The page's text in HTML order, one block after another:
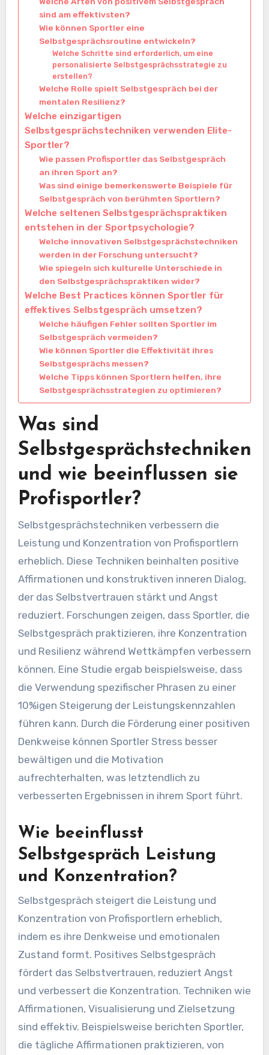
sind am effektivsten?
Wie können Sportler eine
Selbstgesprächsroutine entwickeln?
Welche Schritte sind erforderlich, um eine
personalisierte Selbstgesprächsstrategie zu
erstellen?
Welche Rolle spielt Selbstgespräch bei der
mentalen Resilienz?
Welche einzigartigen
Selbstgesprächstechniken verwenden Elite-
Sportler?
Wie passen Profisportler das Selbstgespräch
an ihren Sport an?
Was sind einige bemerkenswerte Beispiele für
Selbstgespräch von berühmten Sportlern?
Welche seltenen Selbstgesprächspraktiken
entstehen in der Sportpsychologie?
Welche innovativen Selbstgesprächstechniken
werden in der Forschung untersucht?
Wie spiegeln sich kulturelle Unterschiede in
den Selbstgesprächspraktiken wider?
Welche Best Practices können Sportler für
effektives Selbstgespräch umsetzen?
Welche häufigen Fehler sollten Sportler im
Selbstgespräch vermeiden?
Wie können Sportler die Effektivität ihres
Selbstgesprächs messen?
Welche Tipps können Sportlern helfen, ihre
Selbstgesprächsstrategien zu optimieren?
Was sind
Selbstgesprächstechniken
und wie beeinflussen sie
Profisportler?
Selbstgesprächstechniken verbessern die
Leistung und Konzentration von Profisportlern
erheblich. Diese Techniken beinhalten positive
Affirmationen und konstruktiven inneren Dialog,
der das Selbstvertrauen stärkt und Angst
reduziert. Forschungen zeigen, dass Sportler, die
Selbstgespräch praktizieren, ihre Konzentration
und Resilienz während Wettkämpfen verbessern
können. Eine Studie ergab beispielsweise, dass
die Verwendung spezifischer Phrasen zu einer
10%igen Steigerung der Leistungskennzahlen
führen kann. Durch die Förderung einer positiven
Denkweise können Sportler Stress besser
bewältigen und die Motivation
aufrechterhalten, was letztendlich zu
verbesserten Ergebnissen in ihrem Sport führt.
Wie beeinflusst
Selbstgespräch Leistung
und Konzentration?
Selbstgespräch steigert die Leistung und
Konzentration von Profisportlern erheblich,
indem es ihre Denkweise und emotionalen
Zustand formt. Positives Selbstgespräch
fördert das Selbstvertrauen, reduziert Angst
und verbessert die Konzentration. Techniken wie
Affirmationen, Visualisierung und Zielsetzung
sind effektiv. Beispielsweise berichten Sportler,
die tägliche Affirmationen praktizieren, von